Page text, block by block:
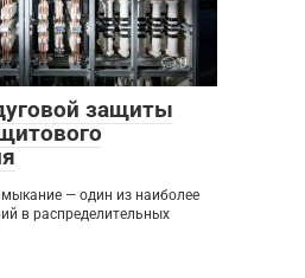
0
защиты
— один из наиболее
в распределительных